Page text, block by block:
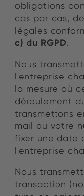
obligations
cas par cas,
légales
c) du RGPD.
Nous
l'entreprise
la mesure où
déroulement
transmettons
mail ou votre
fixer une date
l'entreprise
Nous
transaction